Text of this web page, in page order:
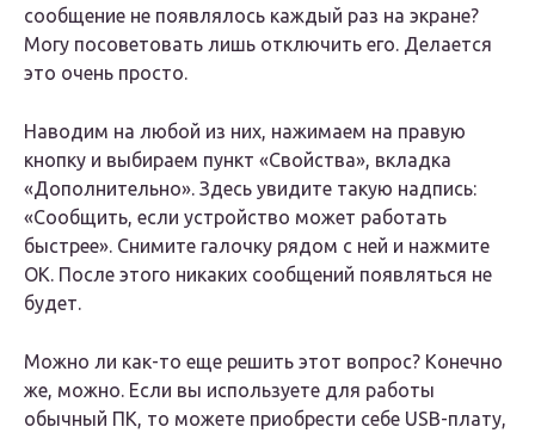
сообщение не появлялось каждый раз на экране?
Могу посоветовать лишь отключить его. Делается
это очень просто.
Наводим на любой из них, нажимаем на правую
кнопку и выбираем пункт «Свойства», вкладка
«Дополнительно». Здесь увидите такую надпись:
«Сообщить, если устройство может работать
быстрее». Снимите галочку рядом с ней и нажмите
ОК. После этого никаких сообщений появляться не
будет.
Можно ли как-то еще решить этот вопрос? Конечно
же, можно. Если вы используете для работы
обычный ПК, то можете приобрести себе USB-плату,